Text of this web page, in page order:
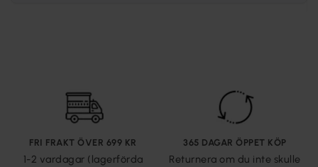
FRI FRAKT ÖVER 699 KR
1-2 vardagar (lagerförda
365 DAGAR ÖPPET KÖP
Returnera om du inte skulle